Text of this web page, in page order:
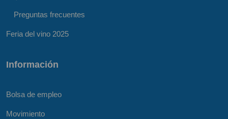
Preguntas frecuentes
Feria del vino 2025
Información
Bolsa de empleo
Movimiento